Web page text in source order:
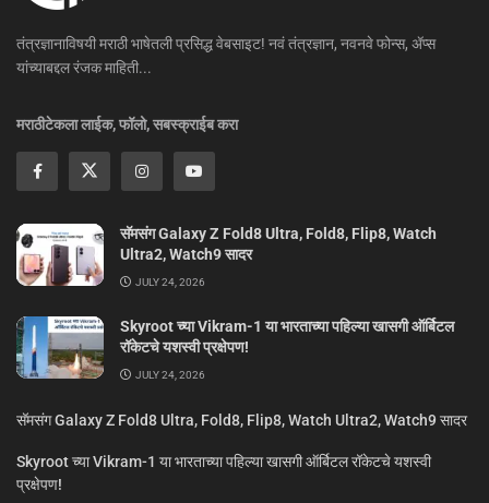
तंत्रज्ञानाविषयी मराठी भाषेतली प्रसिद्ध वेबसाइट! नवं तंत्रज्ञान, नवनवे फोन्स, ॲप्स
यांच्याबद्दल रंजक माहिती...
मराठीटेकला लाईक, फॉलो, सबस्क्राईब करा
सॅमसंग Galaxy Z Fold8 Ultra, Fold8, Flip8, Watch
Ultra2, Watch9 सादर
JULY 24, 2026
Skyroot च्या Vikram-1 या भारताच्या पहिल्या खासगी ऑर्बिटल
रॉकेटचे यशस्वी प्रक्षेपण!
JULY 24, 2026
सॅमसंग Galaxy Z Fold8 Ultra, Fold8, Flip8, Watch Ultra2, Watch9 सादर
Skyroot च्या Vikram-1 या भारताच्या पहिल्या खासगी ऑर्बिटल रॉकेटचे यशस्वी
प्रक्षेपण!